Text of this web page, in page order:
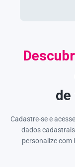
Cadastre-se e
dados
personalize